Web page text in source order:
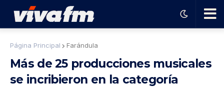
Ha
Página Principal Farándula
Más de 25 producciones musicales
se incribieron en la categoría